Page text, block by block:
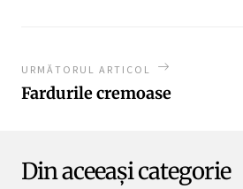
URMĂTORUL ARTICOL
Fardurile cremoase
Din aceeași categorie